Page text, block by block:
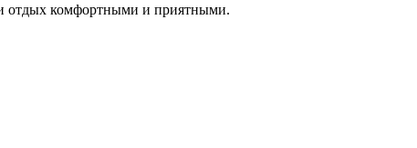
отдых комфортными и приятными.